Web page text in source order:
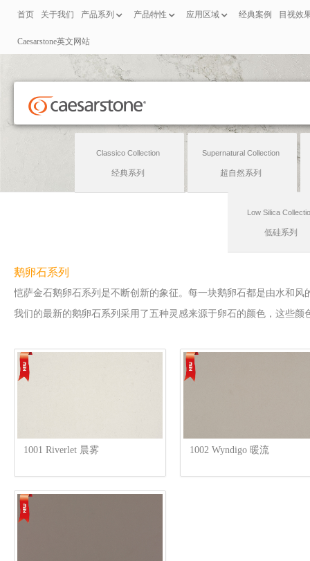
首页 关于我们 产品系列 产品特性 应用区域 经典案例 目视效
Caesarstone英文网站
Classico Collection
经典系列
Supernatural Collection
超自然系列
Low Silica
低硅系列
鹅卵石系列
恺萨金石鹅卵石系列是不断创新的象征。每一块鹅卵石都是由水和
我们的最新的鹅卵石系列采用了五种灵感来源于卵石的颜色，这些
1001 Riverlet 晨雾 1002 Wyndigo 暖流